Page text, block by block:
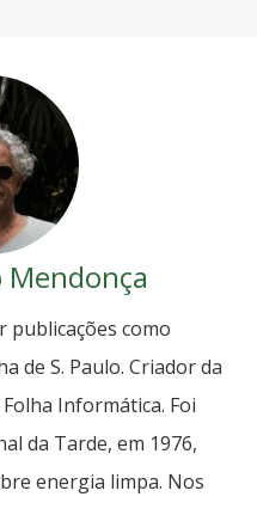
Mendonça
publicações como
de S. Paulo. Criador da
Informática. Foi
da Tarde, em 1976,
energia limpa. Nos